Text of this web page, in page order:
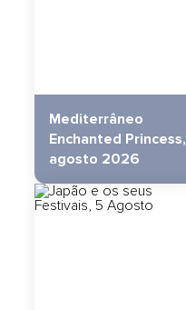
Mediterrâneo
Enchanted Princess,
agosto 2026